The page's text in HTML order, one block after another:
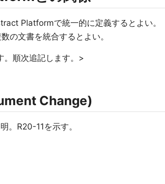
Platformで統一的に定義するとよい。
の文書を統合するとよい。
。順次追記します。>
Change)
。R20-11を示す。